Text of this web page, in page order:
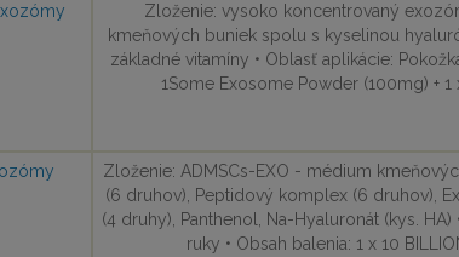
Zloženie: vysoko koncentrovaný
kmeňových buniek spolu s kyselinou
základné vitamíny • Oblasť aplikácie:
1Some Exosome Powder (100mg) +
Zloženie: ADMSCs-EXO - médium
(6 druhov), Peptidový komplex (6 druhov),
(4 druhy), Panthenol, Na-Hyaluronát (kys. HA)
ruky • Obsah balenia: 1 x 10